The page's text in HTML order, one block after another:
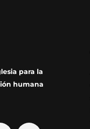
para la
humana